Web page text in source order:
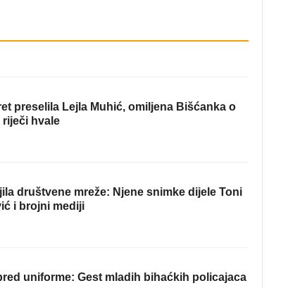
preselila Lejla Muhić, omiljena Bišćanka o
hvale
društvene mreže: Njene snimke dijele Toni
i brojni mediji
uniforme: Gest mladih bihaćkih policajaca